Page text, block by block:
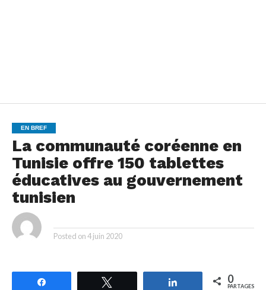
EN BREF
La communauté coréenne en
Tunisie offre 150 tablettes
éducatives au gouvernement
tunisien
Posted on4 juin 2020
Partagez 0
PARTAGES